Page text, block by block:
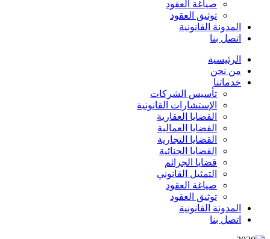
صياغة العقود
توثيق العقود
المدونة القانونية
اتصل بنا
الرئيسية
من نحن
خدماتنا
تأسيس الشركات
الإستشارات القانونية
القضايا العقارية
القضايا العمالية
القضايا التجارية
القضايا الجنائية
قضايا الجرائم
التمثيل القانوني
صياغة العقود
توثيق العقود
المدونة القانونية
اتصل بنا